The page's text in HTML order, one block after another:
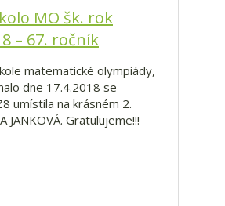
MO šk. rok
– 67. ročník
matematické olympiády,
dne 17.4.2018 se
umístila na krásném 2.
JANKOVÁ. Gratulujeme!!!